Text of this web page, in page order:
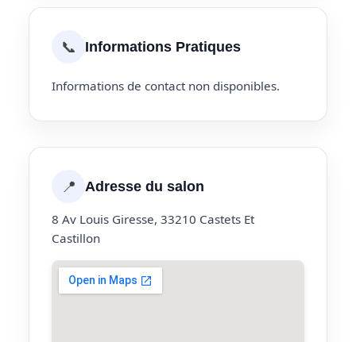
📞 Informations Pratiques
Informations de contact non disponibles.
📍 Adresse du salon
8 Av Louis Giresse, 33210 Castets Et
Castillon